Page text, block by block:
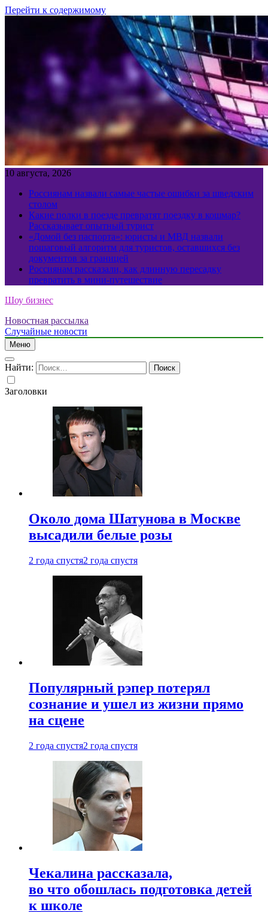
Перейти к содержимому
10 августа, 2026
Россиянам назвали самые частые ошибки за шведским
столом
Какие полки в поезде превратят поездку в кошмар?
Рассказывает опытный турист
«Домой без паспорта»: юристы и МВД назвали
пошаговый алгоритм для туристов, оставшихся без
документов за границей
Россиянам рассказали, как длинную пересадку
превратить в мини-путешествие
Шоу бизнес
Новостная рассылка
Случайные новости
Меню
Найти:
Заголовки
Около дома Шатунова в Москве
высадили белые розы
2 года спустя2 года спустя
Популярный рэпер потерял
сознание и ушел из жизни прямо
на сцене
2 года спустя2 года спустя
Чекалина рассказала,
во что обошлась подготовка детей
к школе